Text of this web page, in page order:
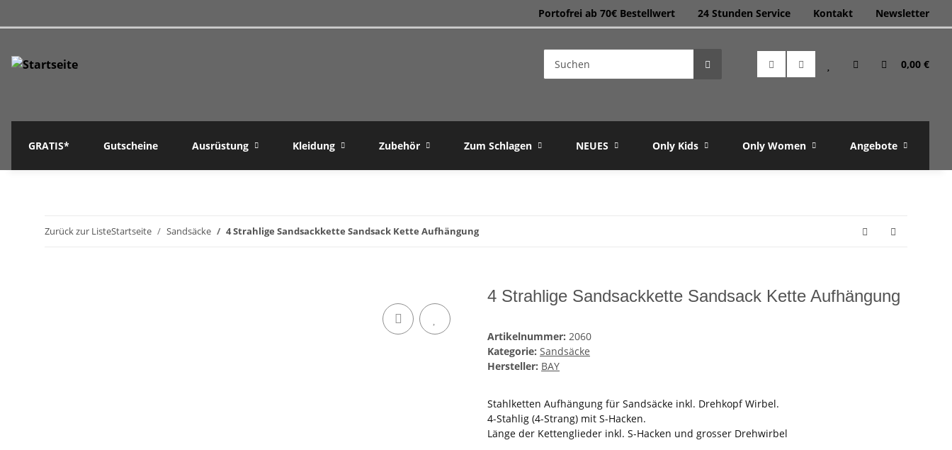
Portofrei ab 70€ Bestellwert 24 Stunden Service Kontakt Newsletter
0,00 €
GRATIS* Gutscheine Ausrüstung Kleidung Zubehör Zum Schlagen NEUES Only Kids Only Women Angebote
Zurück zur ListeStartseite Sandsäcke 4 Strahlige Sandsackkette Sandsack Kette Aufhängung
4 Strahlige Sandsackkette Sandsack Kette Aufhängung
Artikelnummer: 2060
Kategorie: Sandsäcke
Hersteller: BAY
Stahlketten Aufhängung für Sandsäcke inkl. Drehkopf Wirbel.
4-Stahlig (4-Strang) mit S-Hacken.
Länge der Kettenglieder inkl. S-Hacken und grosser Drehwirbel